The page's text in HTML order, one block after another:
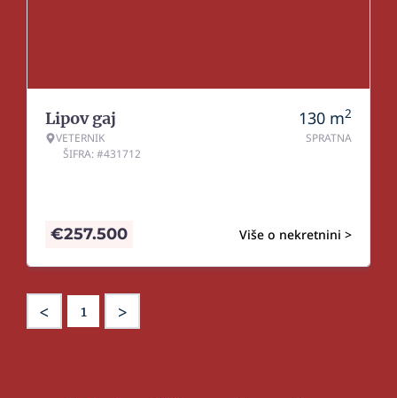
Lipov gaj
VETERNIK
ŠIFRA: #431712
130 m2
SPRATNA
Više o nekretnini >
€257.500
< 1 >